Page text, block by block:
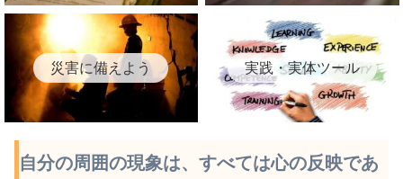
災害に備えよう 実践・実体ツール
自分の周囲の現象は、すべては心の反映であ